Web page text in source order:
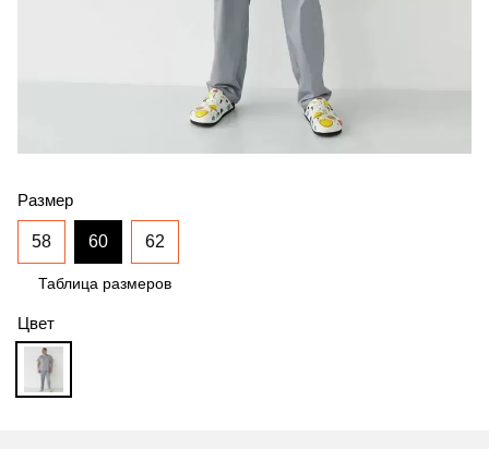
Размер
58 60 62
Таблица размеров
Цвет